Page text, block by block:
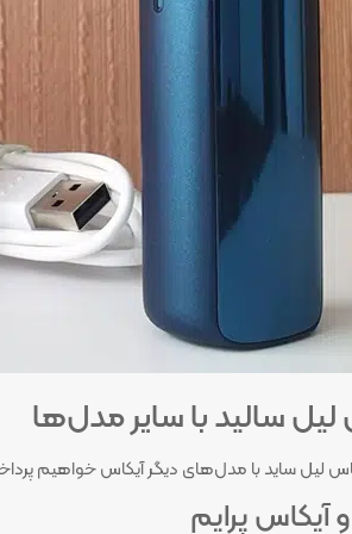
سالید با سایر مدل‌ها
لیل ساید با مدل‌های دیگر آیکاس خواهیم
آیکاس پرایم